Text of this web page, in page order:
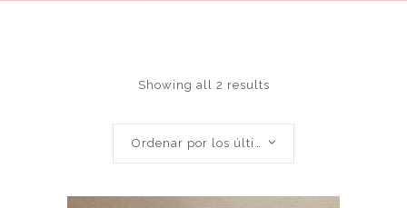
Showing all 2 results
Ordenar por los últimos